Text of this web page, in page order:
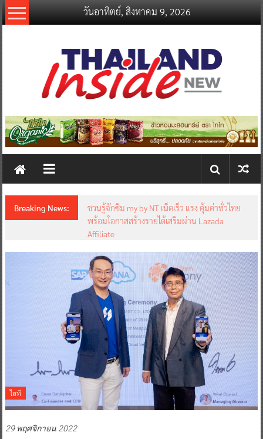
Skip
to
วันอาทิตย์, สิงหาคม 9, 2026
thailandinsidenew.com
Thailand
New
Breaking News:
ชวนรู้จักซิม my by NT เน็ตเร็ว แรง คุ้มค่าทั่วไทย
พร้อมโอกาสสร้างรายได้เสริมผ่าน Lazada
Affiliate
ไอที
29 พฤศจิกายน 2022